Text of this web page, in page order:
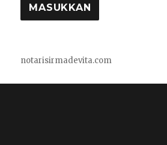
notarisirmadevita.com